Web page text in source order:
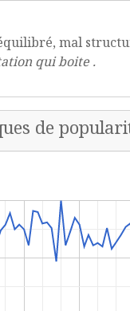
mal
qui boite .
de